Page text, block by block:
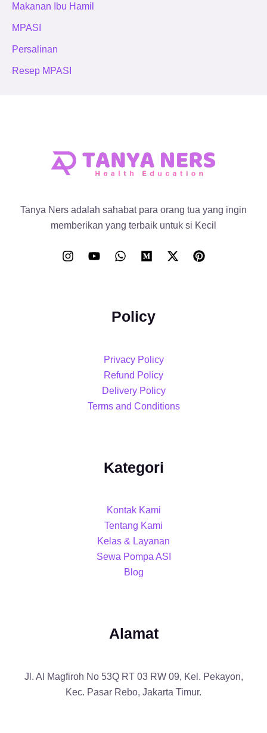
Makanan Ibu Hamil
MPASI
Persalinan
Resep MPASI
Tanya Ners adalah sahabat para orang tua yang ingin
memberikan yang terbaik untuk si Kecil
Policy
Privacy Policy
Refund Policy
Delivery Policy
Terms and Conditions
Kategori
Kontak Kami
Tentang Kami
Kelas & Layanan
Sewa Pompa ASI
Blog
Alamat
Jl. Al Magfiroh No 53Q RT 03 RW 09, Kel. Pekayon,
Kec. Pasar Rebo, Jakarta Timur.